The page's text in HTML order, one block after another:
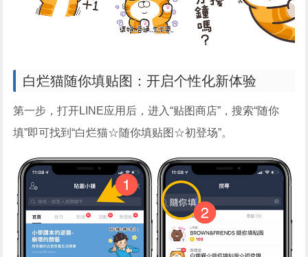
白烂猫随你填贴图：开启个性化新体验
第一步，打开LINE应用后，进入“贴图商店”，搜索“随你
填”即可找到“白烂猫☆随你填贴图☆初登场”。